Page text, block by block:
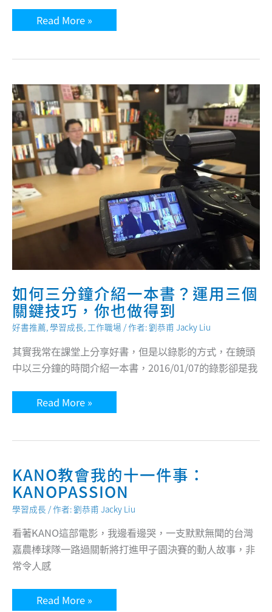
索，
熱
愛，
練
論
「台
灣
潛
開
放
水
域
潛
水
員
Water
Diver）
訓
「潛
水
個
除
錯，
冷
靜，
驗」
功
夫
老
師
潛
水
（一）：
台
灣
放
域
潛
水
員
（Open
Diver）
訓
練
程
Read More »
如何三分鐘介紹一本書？運用三個
關鍵技巧，你也做得到
好書推薦,學習成長, 工作職場 / 作者:劉恭甫 Jacky Liu
其實我常在課堂上分享好書，但是以錄影的方式，在鏡頭
中以三分鐘的時間介紹一本書，2016/01/07的錄影卻是我
如
何
鐘
一
本
書？
運
用
三
個
關
鍵
技
巧，
也
做
得
Read More »
KANO教會我的十一件事：
KANOPASSION
學習成長 / 作者:劉恭甫 Jacky Liu
看著KANO這部電影，我邊看邊哭，一支默默無聞的台灣
嘉農棒球隊一路過關斬將打進甲子園決賽的動人故事，非
常令人感
KANO
教
Read More »